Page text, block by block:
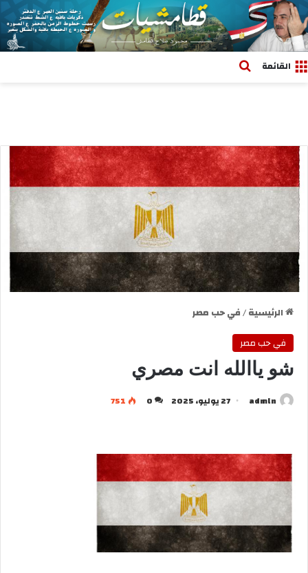
القائمة
الرئيسية/في حب مصر
في حب مصر
شو ياالله انت مصري
admln 27 يوليو، 2025 0
751